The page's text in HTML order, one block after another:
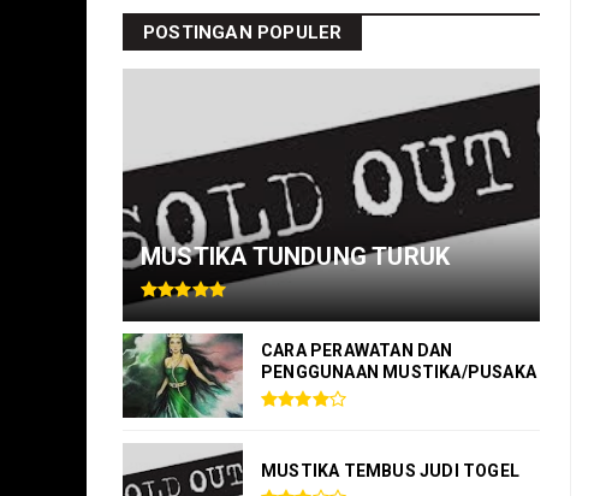
POSTINGAN POPULER
MUSTIKA TUNDUNG TURUK
CARA PERAWATAN DAN
PENGGUNAAN MUSTIKA/PUSAKA
MUSTIKA TEMBUS JUDI TOGEL